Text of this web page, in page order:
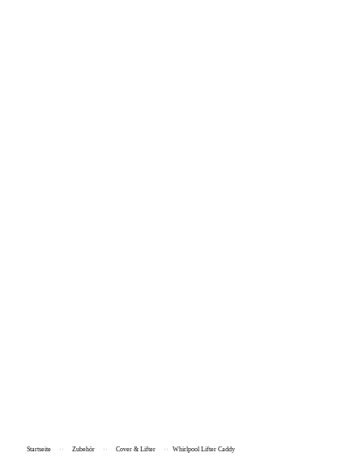
Startseite ›› Zubehör ›› Cover & Lifter ›› Whirlpool Lifter Caddy